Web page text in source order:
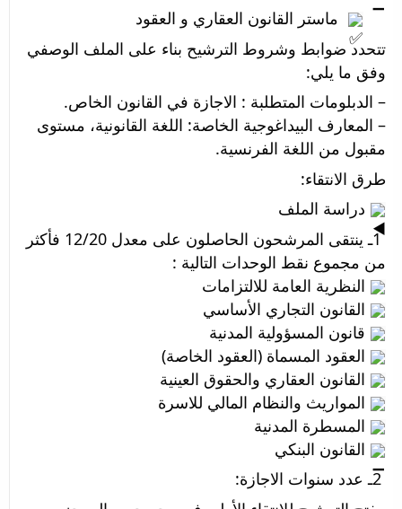
  ماستر القانون العقاري و العقود
وفق ما يلي:
– الدبلومات المتطلبة : الاجازة في القانون الخاص.
مقبول من اللغة الفرنسية.
طرق الانتقاء:
دراسة الملف
من مجموع نقط الوحدات التالية :
النظرية العامة للالتزامات
القانون التجاري الأساسي
قانون المسؤولية المدنية
العقود المسماة (العقود الخاصة)
القانون العقاري والحقوق العينية
المواريث والنظام المالي للاسرة
المسطرة المدنية
القانون البنكي
2ـ عدد سنوات الاجازة: